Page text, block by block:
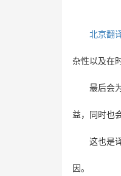
北京翻
杂性以及在
最后会
益，同时也
这也是
因。